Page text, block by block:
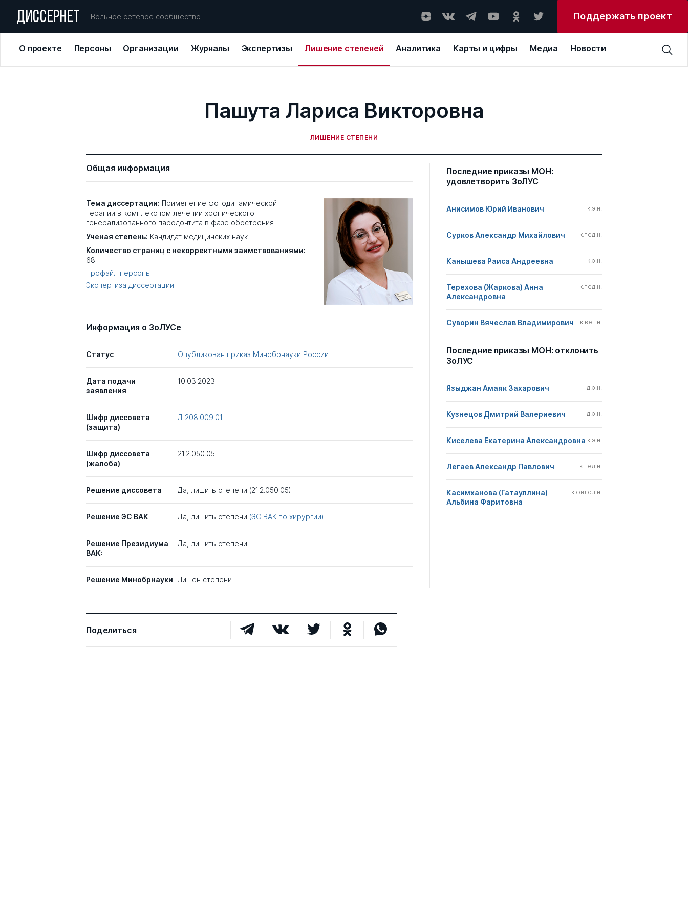
ДИССЕРНЕТ Вольное сетевое сообщество Поддержать проект
О проекте Персоны Организации Журналы Экспертизы Лишение степеней Аналитика Карты и цифры Медиа Новости
Пашута Лариса Викторовна
ЛИШЕНИЕ СТЕПЕНИ
Общая информация
Тема диссертации: Применение фотодинамической
терапии в комплексном лечении хронического
генерализованного пародонтита в фазе обострения
Ученая степень: Кандидат медицинских наук
Количество страниц с некорректными заимствованиями:
68
Профайл персоны
Экспертиза диссертации
Информация о ЗоЛУСе
Статус Опубликован приказ Минобрнауки России
Дата подачи
заявления
10.03.2023
Шифр диссовета
(защита)
Д 208.009.01
Шифр диссовета
(жалоба)
21.2.050.05
Решение диссовета Да, лишить степени (21.2.050.05)
Решение ЭС ВАК Да, лишить степени (ЭС ВАК по хирургии)
Решение Президиума
ВАК:
Да, лишить степени
Решение Минобрнауки Лишен степени
Поделиться
Последние приказы МОН:
удовлетворить ЗоЛУС
Анисимов Юрий Иванович к.э.н.
Сурков Александр Михайлович к.пед.н.
Канышева Раиса Андреевна к.э.н.
Терехова (Жаркова) Анна
Александровна
к.пед.н.
Суворин Вячеслав Владимирович к.вет.н.
Последние приказы МОН: отклонить
ЗоЛУС
Языджан Амаяк Захарович д.э.н.
Кузнецов Дмитрий Валериевич д.э.н.
Киселева Екатерина Александровна к.э.н.
Легаев Александр Павлович к.пед.н.
Касимханова (Гатауллина)
Альбина Фаритовна
к.филол.н.